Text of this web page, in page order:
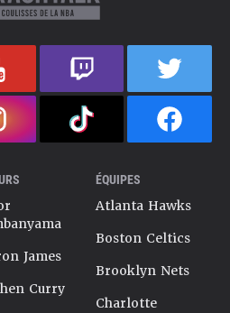
James
Curry
ÉQUIPES
Atlanta Hawks
Boston Celtics
Brooklyn Nets
Charlotte